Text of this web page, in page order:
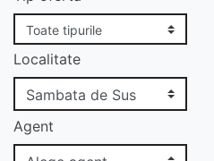
Localitate
Agent